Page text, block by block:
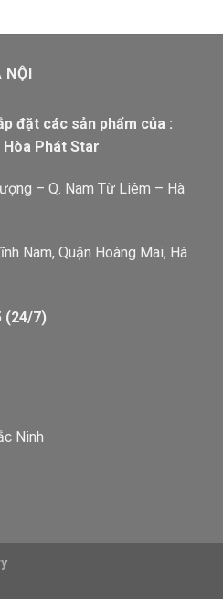
đặt các sản phẩm của :
Hòa Phát Star
– Q. Nam Từ Liêm – Hà
Nam, Quận Hoàng Mai, Hà
(24/7)
Ninh